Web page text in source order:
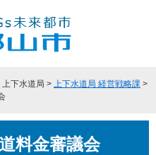
上下水道局 > 上下水道局 経営戦略課 >
料金審議会